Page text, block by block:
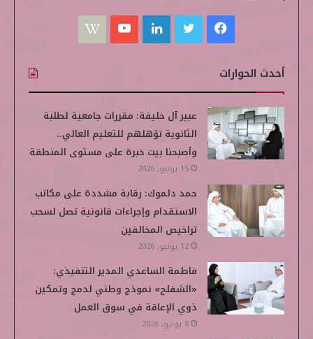
س
ب
و
ي
ت
ر
ن
ك
د
إ
ن
ت
ي
و
k
i
p
d
أحدث الحوارات
عبير آل خليفة: مقررات جامعية لطلبة
الثانوية تؤهلهم للتعليم العالي..
وأصبحنا بيت خبرة على مستوى المنطقة
15 يونيو, 2026
حمد دلموك: رقابة مشددة على مكاتب
الاستقدام وإجراءات قانونية تصل لسحب
تراخيص المخالفين
12 يونيو, 2026
فاطمة الساعدي المدير التنفيذي:
«الشفلح» نموذج وطني لدمج وتمكين
ذوي الإعاقة في سوق العمل
8 يونيو, 2026